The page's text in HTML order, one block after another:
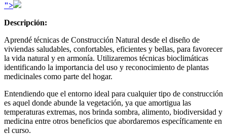
">
Descripción:
Aprendé técnicas de Construcción Natural desde el diseño de
viviendas saludables, confortables, eficientes y bellas, para favorecer
la vida natural y en armonía. Utilizaremos técnicas bioclimáticas
identificando la importancia del uso y reconocimiento de plantas
medicinales como parte del hogar.
Entendiendo que el entorno ideal para cualquier tipo de construcción
es aquel donde abunde la vegetación, ya que amortigua las
temperaturas extremas, nos brinda sombra, alimento, biodiversidad y
medicina entre otros beneficios que abordaremos específicamente en
el curso.